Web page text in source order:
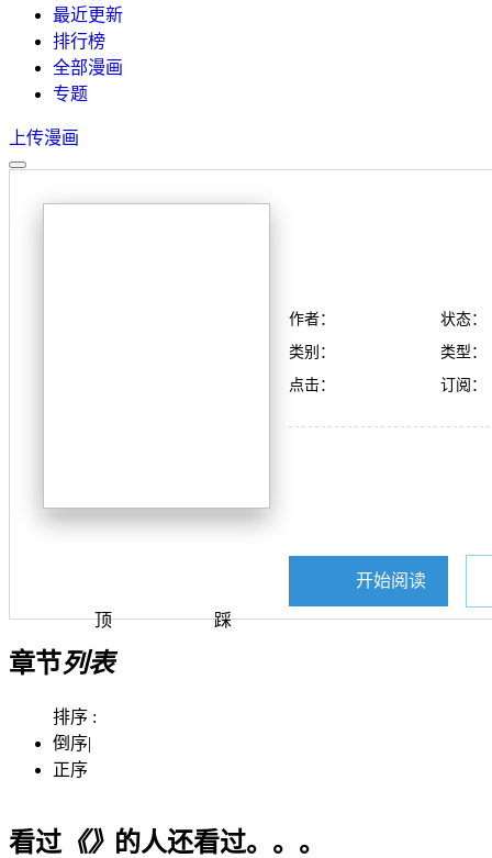
最近更新
排行榜
全部漫画
专题
上传漫画
顶 踩
作者：
状态：
类别：
类型：
点击：
订阅：
开始阅读
章节列表
排序 :
倒序|
正序
看过《》 的人还看过。。。